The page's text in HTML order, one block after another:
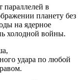
в
планету без
на ядерное
холодной войны.
удара по любой